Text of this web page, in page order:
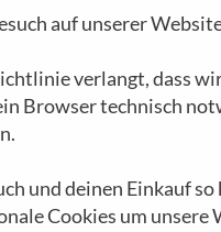
auf unserer
verlangt, dass
Browser technisch
und deinen Einkauf
Cookies um